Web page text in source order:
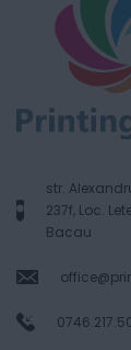
str.
237f, Loc.
Bacau